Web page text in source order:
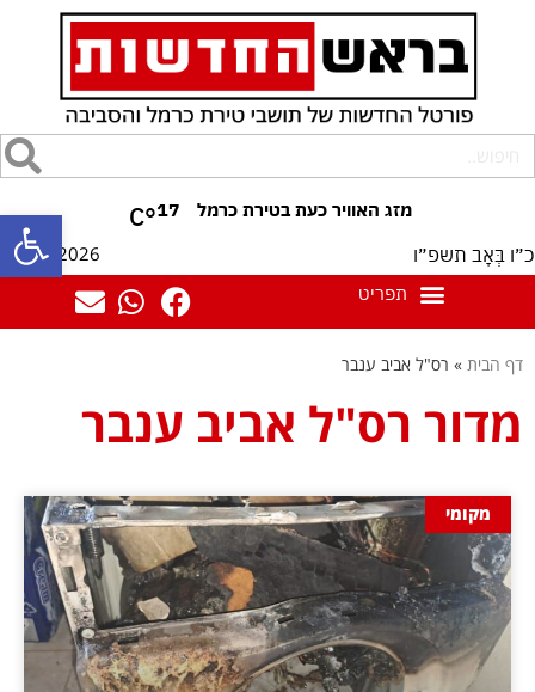
פתח 17
°C
כ״ו בְּאָב תשפ״ו 09/08/2026
דף הבית » רס"ל אביב ענבר
מדור רס"ל אביב ענבר
מקומי